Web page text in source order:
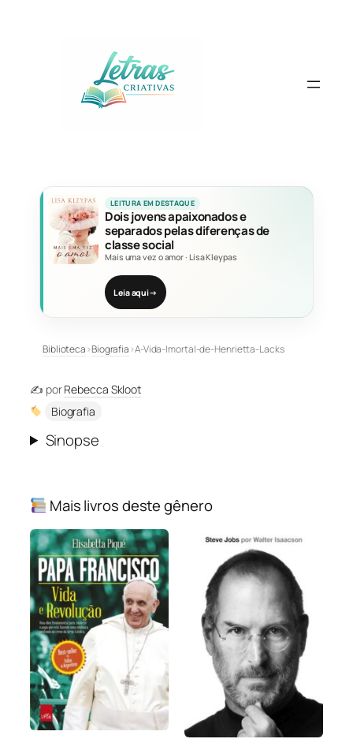
LEITURA EM DESTAQUE
Dois jovens apaixonados e
separados pelas diferenças de
classe social
Mais uma vez o amor· Lisa Kleypas
Leia aqui→
Biblioteca›Biografia›A-Vida-Imortal-de-Henrietta-Lacks
✍️ porRebecca Skloot
Biografia
Sinopse
Mais livros deste gênero